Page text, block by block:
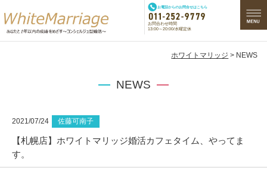
お電話からのお問合せはこちら
お問合わせ時間
13:00～20:00/水曜定休
ホワイトマリッジ > NEWS
NEWS
2021/07/24 佐藤可南子
【札幌店】ホワイトマリッジ婚活カフェタイム、やってま
す。